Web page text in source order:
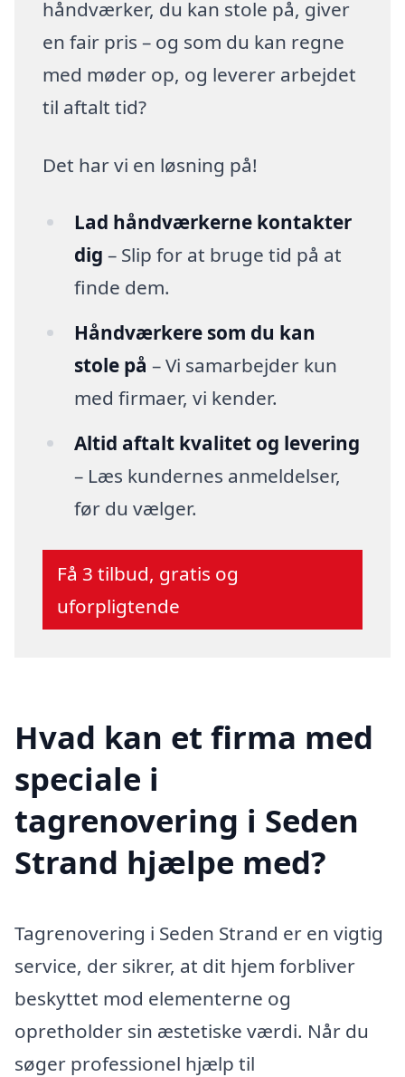
håndværker, du kan stole på, giver
en fair pris – og som du kan regne
med møder op, og leverer arbejdet
til aftalt tid?
Det har vi en løsning på!
Lad håndværkerne kontakter
dig – Slip for at bruge tid på at
finde dem.
Håndværkere som du kan
stole på – Vi samarbejder kun
med firmaer, vi kender.
Altid aftalt kvalitet og levering
– Læs kundernes anmeldelser,
før du vælger.
Få 3 tilbud, gratis og
uforpligtende
Hvad kan et firma med
speciale i
tagrenovering i Seden
Strand hjælpe med?
Tagrenovering i Seden Strand er en vigtig
service, der sikrer, at dit hjem forbliver
beskyttet mod elementerne og
opretholder sin æstetiske værdi. Når du
søger professionel hjælp til